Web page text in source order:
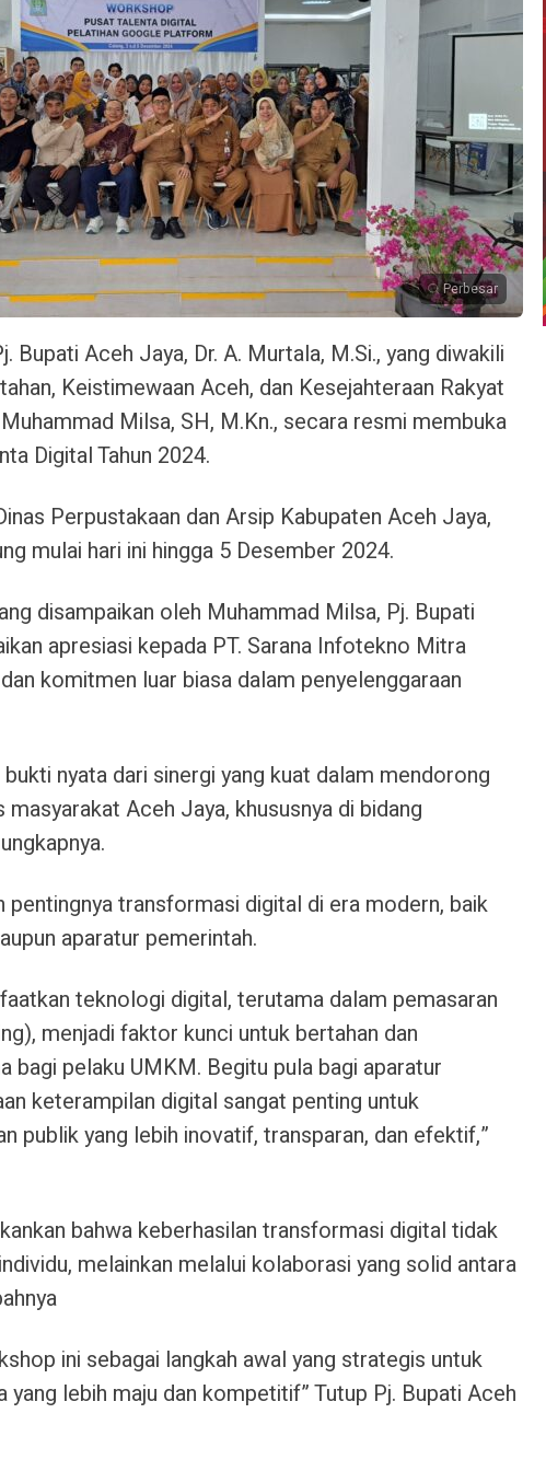
Perbesar
Bupati Aceh Jaya, Dr. A. Murtala, M.Si., yang diwakili
Keistimewaan Aceh, dan Kesejahteraan Rakyat
Milsa, SH, M.Kn., secara resmi membuka
Digital Tahun 2024.
Perpustakaan dan Arsip Kabupaten Aceh Jaya,
mulai hari ini hingga 5 Desember 2024.
disampaikan oleh Muhammad Milsa, Pj. Bupati
apresiasi kepada PT. Sarana Infotekno Mitra
komitmen luar biasa dalam penyelenggaraan
bukti nyata dari sinergi yang kuat dalam mendorong
Aceh Jaya, khususnya di bidang
pentingnya transformasi digital di era modern, baik
aparatur pemerintah.
teknologi digital, terutama dalam pemasaran
menjadi faktor kunci untuk bertahan dan
bagi pelaku UMKM. Begitu pula bagi aparatur
keterampilan digital sangat penting untuk
publik yang lebih inovatif, transparan, dan efektif,”
bahwa keberhasilan transformasi digital tidak
melainkan melalui kolaborasi yang solid antara
ini sebagai langkah awal yang strategis untuk
yang lebih maju dan kompetitif” Tutup Pj. Bupati Aceh